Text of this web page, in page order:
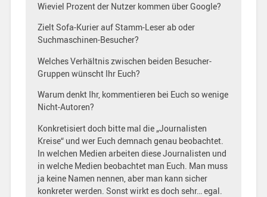
Wieviel Prozent der Nutzer kommen über Google?
Zielt Sofa-Kurier auf Stamm-Leser ab oder
Suchmaschinen-Besucher?
Welches Verhältnis zwischen beiden Besucher-
Gruppen wünscht Ihr Euch?
Warum denkt Ihr, kommentieren bei Euch so wenige
Nicht-Autoren?
Konkretisiert doch bitte mal die „Journalisten
Kreise“ und wer Euch demnach genau beobachtet.
In welchen Medien arbeiten diese Journalisten und
in welche Medien beobachtet man Euch. Man muss
ja keine Namen nennen, aber man kann sicher
konkreter werden. Sonst wirkt es doch sehr… egal.